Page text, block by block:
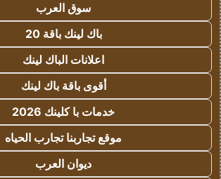
سوق العرب
باك لينك باقة 20
اعلانات الباك لينك
أقوى باقة باك لينك
خدمات با كلينك 2026
موقع تجاربنا تجارب الحياه
ديوان العرب